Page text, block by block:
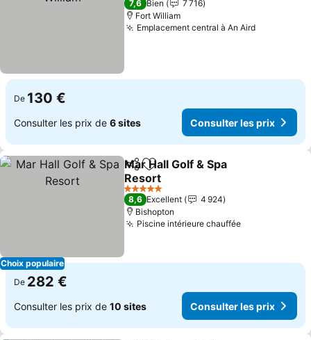
7,6 Bien
7 716
Fort William
Emplacement central à An AirdConsulter
De 130 €
Consulter les prix de 6 sites Consulter les prix
Choix populaire
PartagerAjouter à mes favoris
Mar Hall Golf & Spa
Resort
Consulter les prix
5 Étoiles
8,6 Excellent
4 924
Bishopton
Piscine intérieure chaufféeConsulter
De 282 €
Consulter les prix de 10 sites Consulter les prix